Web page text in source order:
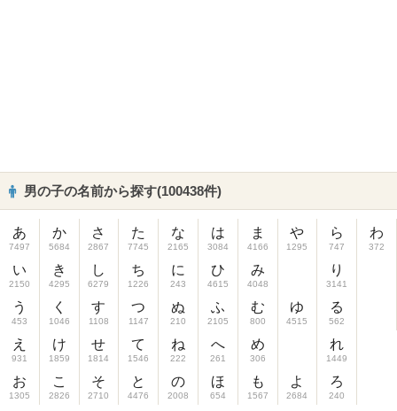
男の子の名前から探す(100438件)
あ
7497
い
2150
う
453
え
931
お
1305
か
5684
き
4295
く
1046
け
1859
こ
2826
さ
2867
し
6279
す
1108
せ
1814
そ
2710
た
7745
ち
1226
つ
1147
て
1546
と
4476
な
2165
に
243
ぬ
210
ね
222
の
2008
は
3084
ひ
4615
ふ
2105
へ
261
ほ
654
ま
4166
み
4048
む
800
め
306
も
1567
や
1295
ゆ
4515
よ
2684
ら
747
り
3141
る
562
れ
1449
ろ
240
わ
372